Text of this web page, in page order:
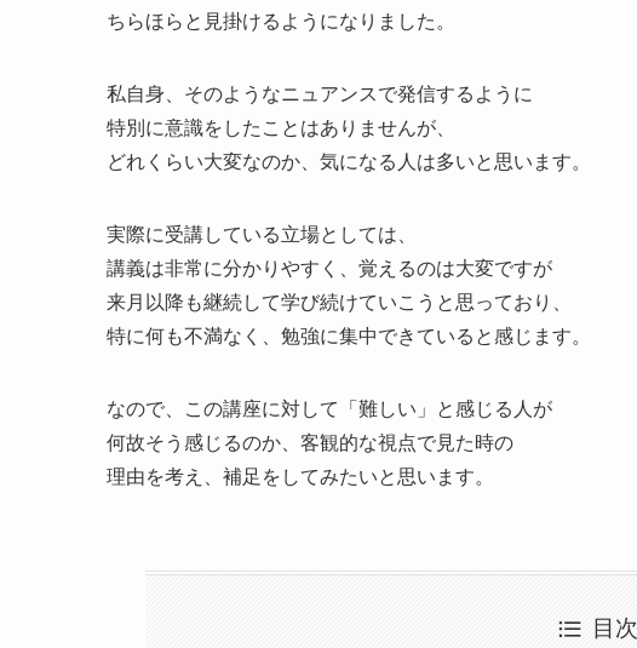
ちらほらと見掛けるようになりました。
私自身、そのようなニュアンスで発信するように
特別に意識をしたことはありませんが、
どれくらい大変なのか、気になる人は多いと思います。
実際に受講している立場としては、
講義は非常に分かりやすく、覚えるのは大変ですが
来月以降も継続して学び続けていこうと思っており、
特に何も不満なく、勉強に集中できていると感じます。
なので、この講座に対して「難しい」と感じる人が
何故そう感じるのか、客観的な視点で見た時の
理由を考え、補足をしてみたいと思います。
目次